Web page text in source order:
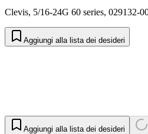
Clevis, 5/16-24G 60 series, 029132-
Aggiungi alla lista dei desideri
Aggiungi alla lista dei desideri